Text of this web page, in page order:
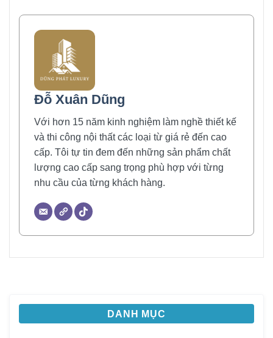
Đỗ Xuân Dũng
Với hơn 15 năm kinh nghiệm làm nghề thiết kế
và thi công nội thất các loại từ giá rẻ đến cao
cấp. Tôi tự tin đem đến những sản phẩm chất
lượng cao cấp sang trọng phù hợp với từng
nhu cầu của từng khách hàng.
DANH MỤC